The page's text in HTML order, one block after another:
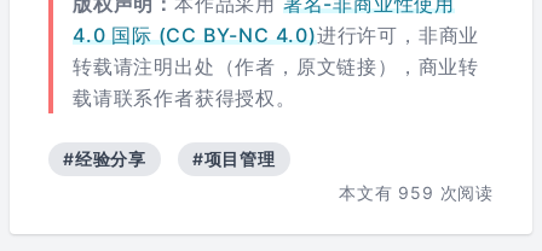
4.0 国际 (CC BY-NC 4.0)进行许可，非商业
转载请注明出处（作者，原文链接），商业转
载请联系作者获得授权。
#经验分享
#项目管理
本文有 959 次阅读